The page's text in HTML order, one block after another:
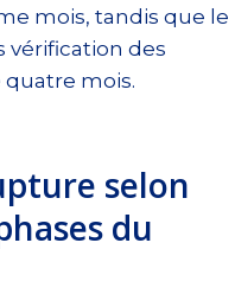
mois, tandis que le
vérification des
mois.
selon
du